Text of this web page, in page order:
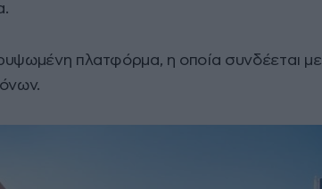
πλατφόρμα, η οποία συνδέεται με